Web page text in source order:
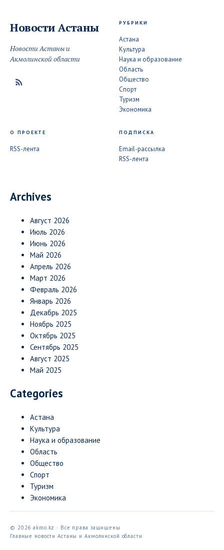
Новости Астаны
Новости Астаны и
Акмолинской области
РУБРИКИ
Астана
Культура
Наука и образование
Область
Общество
Спорт
Туризм
Экономика
О ПРОЕКТЕ
RSS-лента
ПОДПИСКА
Email-рассылка
RSS-лента
Archives
Август 2026
Июль 2026
Июнь 2026
Май 2026
Апрель 2026
Март 2026
Февраль 2026
Январь 2026
Декабрь 2025
Ноябрь 2025
Октябрь 2025
Сентябрь 2025
Август 2025
Май 2025
Categories
Астана
Культура
Наука и образование
Область
Общество
Спорт
Туризм
Экономика
© 2026 akmo.kz · Все права защищены
Главные новости Астаны и Акмолинской области